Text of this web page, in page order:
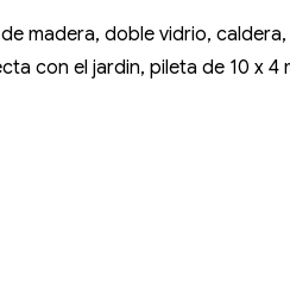
madera, doble vidrio,
con el jardin, pileta de 10 x 4